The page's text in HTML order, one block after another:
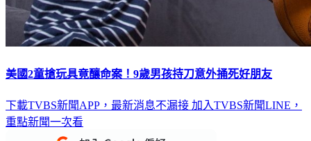
美國2童搶玩具竟釀命案！9歲男孩持刀意外捅死好朋友
下載TVBS新聞APP，最新消息不漏接 加入TVBS新聞LINE，
重點新聞一次看